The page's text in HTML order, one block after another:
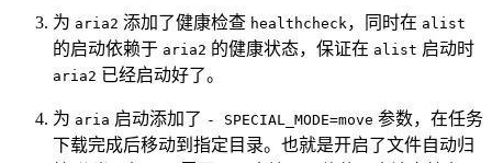
为 aria2 添加了健康检查 healthcheck，同时在 alist
的启动依赖于 aria2 的健康状态，保证在 alist 启动时
aria2 已经启动好了。
为 aria 启动添加了 - SPECIAL_MODE=move 参数，在任务
下载完成后移动到指定目录。也就是开启了文件自动归